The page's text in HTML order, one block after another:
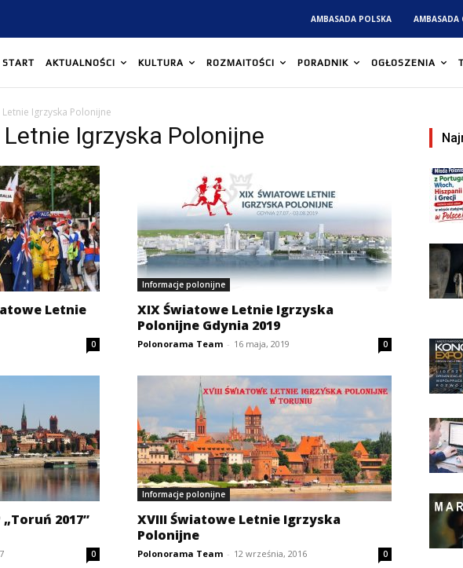
AMBASADA POLSKA AMBASADA
START AKTUALNOŚCI KULTURA ROZMAITOŚCI PORADNIK OGŁOSZENIA
Igrzyska Polonijne
Igrzyska Polonijne
Letnie
0
Informacje polonijne
XIX Światowe Letnie Igrzyska
Polonijne Gdynia 2019
Polonorama Team - 16 maja, 2019 0
2017”
0
Informacje polonijne
XVIII Światowe Letnie Igrzyska
Polonijne
Polonorama Team - 12 września, 2016 0